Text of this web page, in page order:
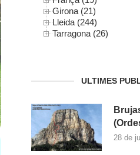
Girona (21)
Lleida (244)
Tarragona (26)
ULTIMES
28 de